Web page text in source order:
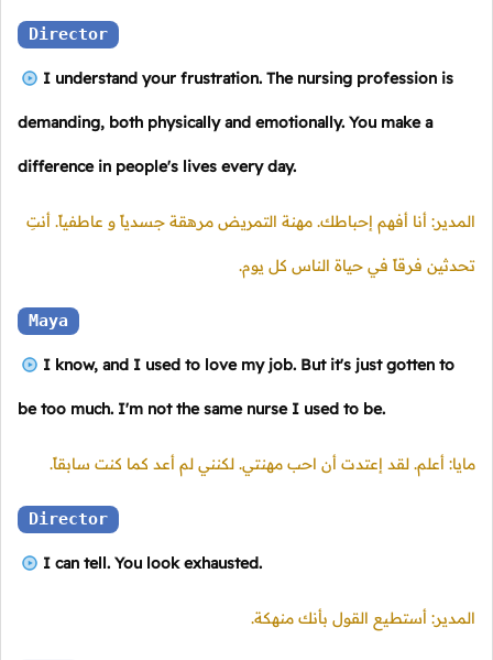
Director
I understand your frustration. The nursing profession is
demanding, both physically and emotionally. You make a
difference in people's lives every day.
المدير: أنا أفهم إحباطك. مهنة التمريض مرهقة جسدياً و عاطفياً. أنتِ
تحدثين فرقاً في حياة الناس كل يوم.
Maya
I know, and I used to love my job. But it's just gotten to
be too much. I'm not the same nurse I used to be.
مايا: أعلم. لقد إعتدت أن احب مهنتي. لكنني لم أعد كما كنت سابقاً.
Director
I can tell. You look exhausted.
المدير: أستطيع القول بأنك منهكة.